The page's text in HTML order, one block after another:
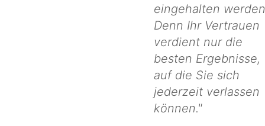
eingehalten
Denn Ihr Vertrauen
verdient nur die
besten Ergebnisse,
auf die Sie sich
jederzeit verlassen
können."